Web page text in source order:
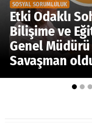
Medya
Reyting-tiraj
Teknoloji
Televizyon
SOSYAL SORUMLULUK
Etki Odaklı
Bilişime ve
Genel
Savaşman